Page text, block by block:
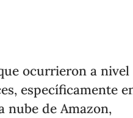
ocurrieron a nivel
específicamente
nube de Amazon,